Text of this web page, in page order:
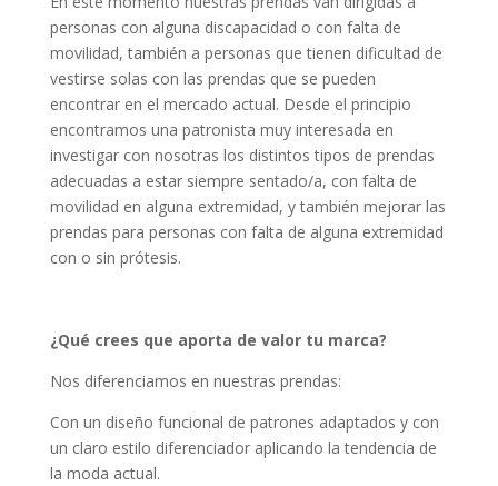
personas con alguna discapacidad o con falta de
movilidad, también a personas que tienen dificultad de
vestirse solas con las prendas que se pueden
encontrar en el mercado actual. Desde el principio
encontramos una patronista muy interesada en
investigar con nosotras los distintos tipos de prendas
adecuadas a estar siempre sentado/a, con falta de
movilidad en alguna extremidad, y también mejorar las
prendas para personas con falta de alguna extremidad
con o sin prótesis.
¿Qué crees que aporta de valor tu marca?
Nos diferenciamos en nuestras prendas:
Con un diseño funcional de patrones adaptados y con
un claro estilo diferenciador aplicando la tendencia de
la moda actual.